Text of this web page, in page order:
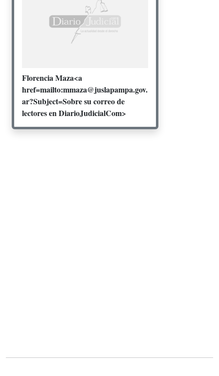
Florencia Maza<a
href=mailto:mmaza@juslapampa.gov.
ar?Subject=Sobre su correo de
lectores en DiarioJudicialCom>